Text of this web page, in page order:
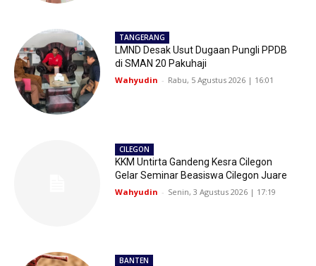
TANGERANG
LMND Desak Usut Dugaan Pungli PPDB
di SMAN 20 Pakuhaji
Wahyudin - Rabu, 5 Agustus 2026 | 16:01
CILEGON
KKM Untirta Gandeng Kesra Cilegon
Gelar Seminar Beasiswa Cilegon Juare
Wahyudin - Senin, 3 Agustus 2026 | 17:19
BANTEN